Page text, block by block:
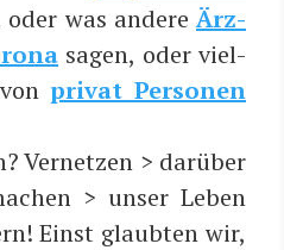
oder was ande­reÄrz­
sagen, oder viel­
pri­vat Per­so­nen
Ver­net­zen > dar­über
> unser Leben
Einst glaub­ten wir,